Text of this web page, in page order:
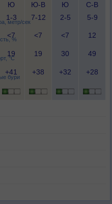
метр/сек
%
°C
бури
Ю
1-3
Ю-В
7-12
Ю
2-5
С-В
5-9
<7 <7 <7 12
19 19 30 49
+41 +38 +32 +28